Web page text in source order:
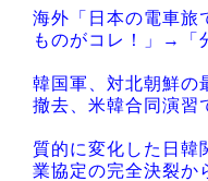
海外「日本の電車旅
ものがコレ！」→「
韓国軍、対北朝鮮の
撤去、米韓合同演習
質的に変化した日韓
業協定の完全決裂か